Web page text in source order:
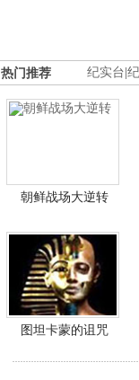
纪实台
热门推荐
朝鲜战场大逆转
图坦卡蒙的诅咒